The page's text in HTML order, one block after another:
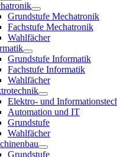
Grundstufe Mechatronik
Fachstufe Mechatronik
Wahlfächer
Grundstufe Informatik
Fachstufe Informatik
Wahlfächer
Elektro- und
Automation und IT
Grundstufe
Wahlfächer
Grundstufe